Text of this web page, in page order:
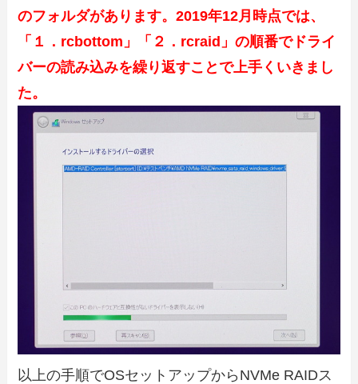
のフォルダがあります。2019年12月時点では、
「１．rcbottom」「２．rcraid」の順番でドライ
バーの読み込みを繰り返すことで上手くいきまし
た。
以上の手順でOSセットアップからNVMe RAIDス